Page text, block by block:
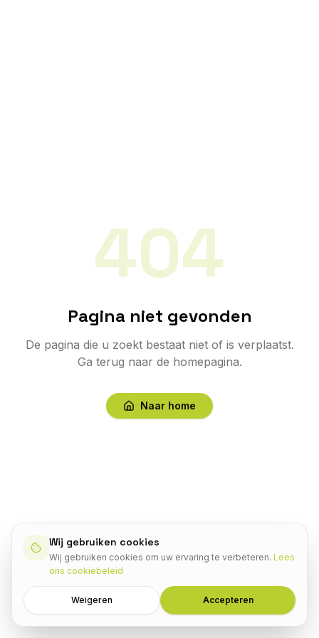
Wij gebruiken cookies
Wij gebruiken cookies om uw ervaring te verbeteren. Lees
ons cookiebeleid
Weigeren Accepteren
404
Pagina niet gevonden
De pagina die u zoekt bestaat niet of is verplaatst.
Ga terug naar de homepagina.
Naar home